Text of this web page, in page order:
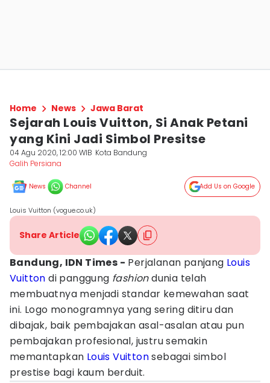
Home News Jawa Barat
Sejarah Louis Vuitton, Si Anak Petani
yang Kini Jadi Simbol Presitse
04 Agu 2020, 12:00 WIB Kota Bandung
Galih Persiana
News Channel Add Us on Google
Louis Vuitton (vogue.co.uk)
Share Article
Bandung, IDN Times - Perjalanan panjang Louis
Vuitton di panggung fashiondunia telah
membuatnya menjadi standar kemewahan saat
ini. Logo monogramnya yang sering ditiru dan
dibajak, baik pembajakan asal-asalan atau pun
pembajakan profesional, justru semakin
memantapkan Louis Vuittonsebagai simbol
prestise bagi kaum berduit.